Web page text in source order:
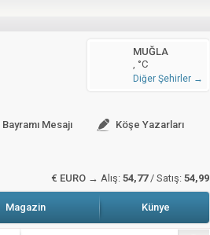
arttı
Hava Durumu
MUĞLA
, °C
Diğer Şehirler →
Mesajı Köşe Yazarları
$ DOLAR → Alış: 47,45/ Satış: 47,65
Magazin Künye